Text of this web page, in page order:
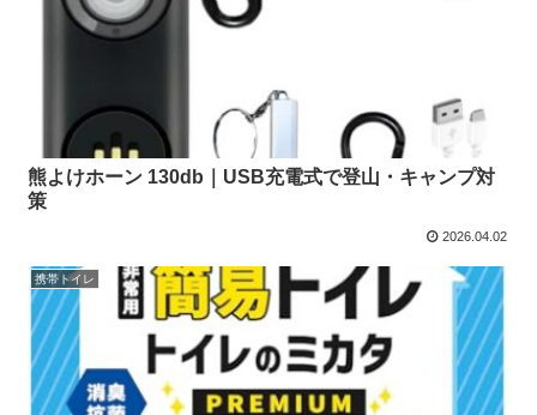
熊よけホーン 130db｜USB充電式で登山・キャンプ対
策
2026.04.02
携帯トイレ